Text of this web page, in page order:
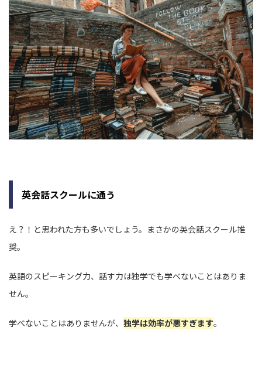
英会話スクールに通う
え？！と思われた方も多いでしょう。まさかの英会話スクール推
奨。
英語のスピーキング力、話す力は独学でも学べないことはありま
せん。
学べないことはありませんが、 独学は効率が悪すぎます。